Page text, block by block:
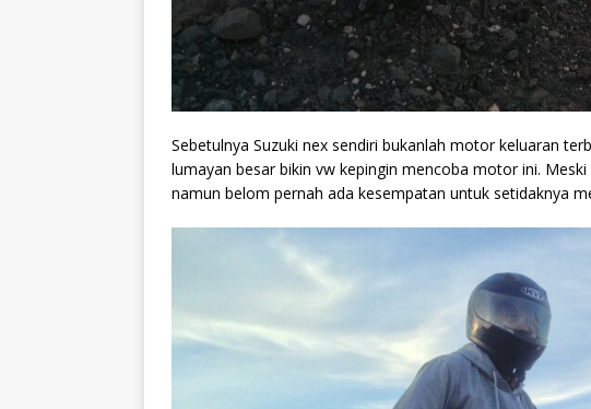
Sebetulnya Suzuki nex sendiri bukanlah motor keluaran
lumayan besar bikin vw kepingin mencoba motor ini.
namun belom pernah ada kesempatan untuk setidaknya